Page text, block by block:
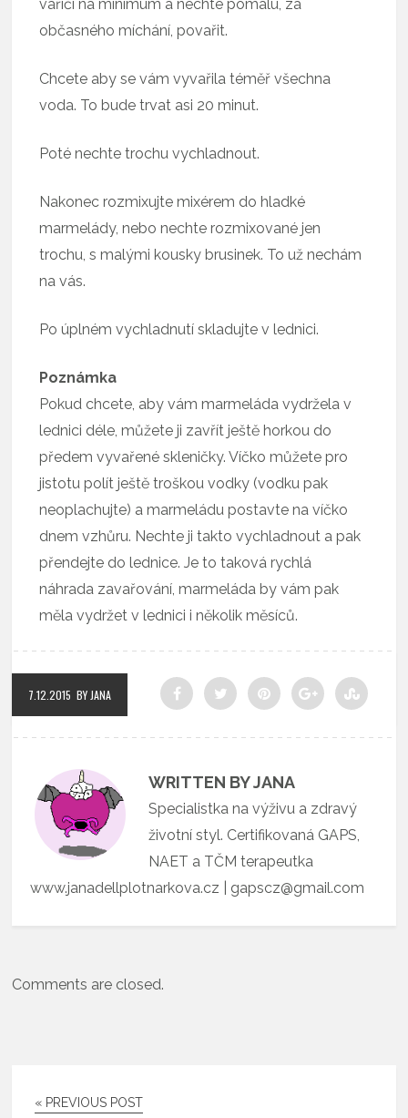
vařiči na minimum a nechte pomalu, za
občasného míchání, povařit.
Chcete aby se vám vyvařila téměř všechna
voda. To bude trvat asi 20 minut.
Poté nechte trochu vychladnout.
Nakonec rozmixujte mixérem do hladké
marmelády, nebo nechte rozmixované jen
trochu, s malými kousky brusinek. To už nechám
na vás.
Po úplném vychladnutí skladujte v lednici.
Poznámka
Pokud chcete, aby vám marmeláda vydržela v
lednici déle, můžete ji zavřít ještě horkou do
předem vyvařené skleničky. Víčko můžete pro
jistotu polít ještě troškou vodky (vodku pak
neoplachujte) a marmeládu postavte na víčko
dnem vzhůru. Nechte ji takto vychladnout a pak
přendejte do lednice. Je to taková rychlá
náhrada zavařování, marmeláda by vám pak
měla vydržet v lednici i několik měsíců.
7.12.2015 BY JANA
WRITTEN BY JANA
Specialistka na výživu a zdravý
životní styl. Certifikovaná GAPS,
NAET a TČM terapeutka
www.janadellplotnarkova.cz | gapscz@gmail.com
Comments are closed.
« PREVIOUS POST